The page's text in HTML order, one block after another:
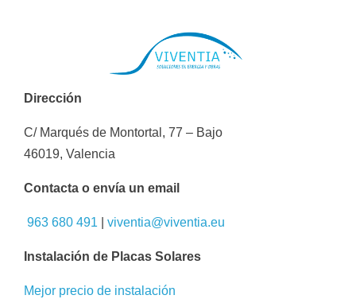
Dirección
C/ Marqués de Montortal, 77 – Bajo
46019, Valencia
Contacta o envía un email
963 680 491 viventia@viventia.eu
Instalación de Placas Solares
Mejor precio de instalación